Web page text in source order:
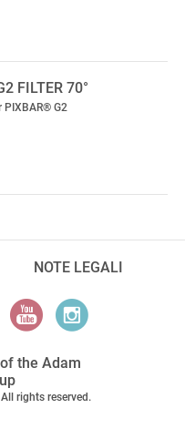
FILTER 70°
PIXBAR® G2
NOTE LEGALI
the Adam
rights reserved.